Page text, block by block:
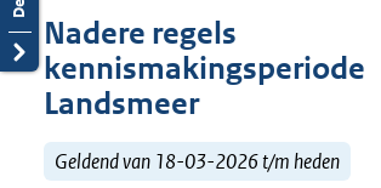
Nadere regels
kennismakingsperiode
Landsmeer
Geldend van 18-03-2026 t/m heden